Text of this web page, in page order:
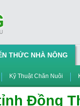
THỨC NHÀ NÔNG
Kỹ Thuật Chăn Nuôi
Đồng